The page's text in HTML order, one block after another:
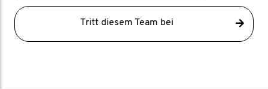
Tritt diesem Team bei